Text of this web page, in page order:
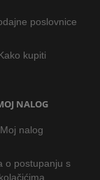
poslovnice
kupiti
NALOG
Moj nalog
o postupanju s
kolačićima